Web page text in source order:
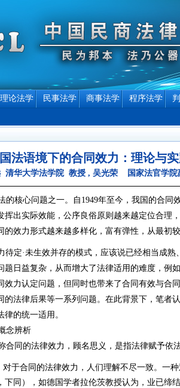
理论法学 民事法学 商事法学 程序法学
法语境下的合同效力：理论与
清华大学法学院 教授 , 吴光荣 国家法官学院
核心问题之一。自1949年至今，我国的合同
挥出实际效能，公序良俗原则越来越定位合理
的效力形式越来越多样化，富有弹性，从最初
待定·未生效并存的模式，应该说已经相当成熟
题日益复杂，从而增大了法律适用的难度，例
效力认定问题，但同时也带来了合同有效与合
的法律后果等一系列问题。在此背景下，笔者
的统一适用。
念辨析
同的法律效力，顾名思义，是指法律赋予依
对于合同的法律效力，人们理解不尽一致。一
下同），如德国学者拉伦茨教授认为，业已缔